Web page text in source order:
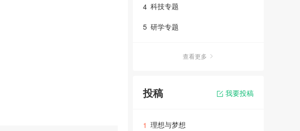
4 科技专题
5 研学专题
查看更多
投稿 我要投稿
1 理想与梦想